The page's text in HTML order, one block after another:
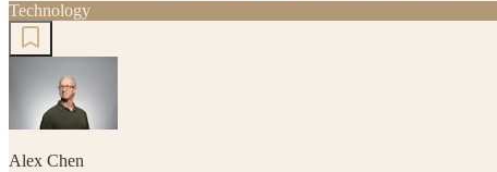
Technology
Alex Chen